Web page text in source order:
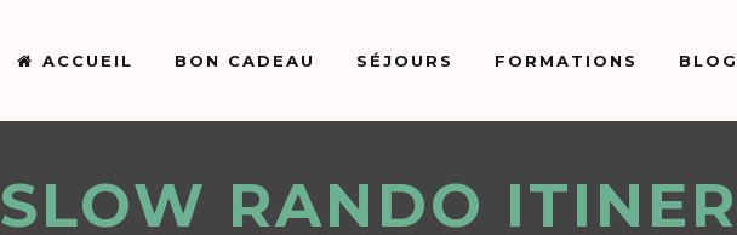
ACCUEIL BON CADEAU SÉJOURS FORMATIONS BLOG
SLOW RANDO